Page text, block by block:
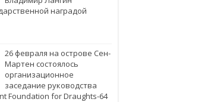
наградой
26 февраля на острове Сен-
Мартен состоялось
организационное
заседание руководства
Foundation for Draughts-64